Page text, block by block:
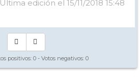
edición el 15/11/2018 15:48
positivos: 0 - Votos negativos: 0